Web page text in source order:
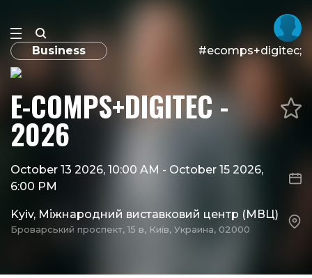
Business #ecomps+digitec;
E-COMPS+DIGITEC -
2026
October 13 2026, 10:00 AM - October 15 2026,
6:00 PM
Kyiv, Міжнародний виставковий центр (МВЦ)
Броварський проспект, 15 в, Київ, Украина, 02000